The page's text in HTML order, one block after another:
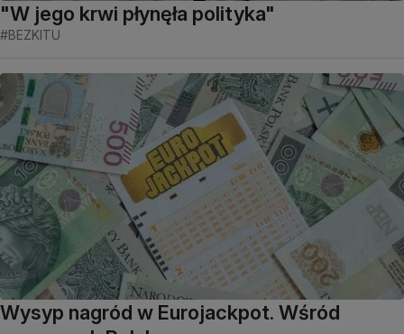
"W jego krwi płynęła polityka"
#BEZKITU
Wysyp nagród w Eurojackpot. Wśród